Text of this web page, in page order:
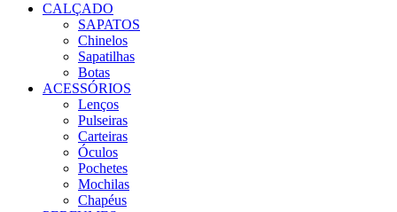
CALÇADO
SAPATOS
Chinelos
Sapatilhas
Botas
ACESSÓRIOS
Lenços
Pulseiras
Carteiras
Óculos
Pochetes
Mochilas
Chapéus